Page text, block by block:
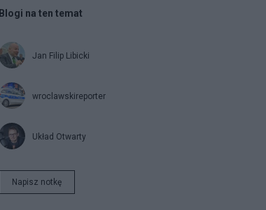
Blogi na ten temat
Jan Filip Libicki
wroclawskireporter
Układ Otwarty
Napisz notkę